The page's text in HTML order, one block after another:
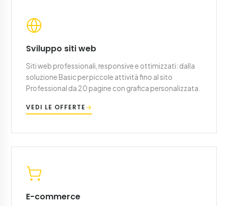
Sviluppo siti web
Siti web professionali, responsive e ottimizzati: dalla
soluzione Basic per piccole attività fino al sito
Professional da 20 pagine con grafica personalizzata.
VEDI LE OFFERTE
E-commerce